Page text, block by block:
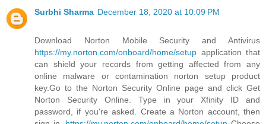
Surbhi Sharma December 18, 2020 at 10:09 PM
Download Norton Mobile Security and Antivirus
https://my.norton.com/onboard/home/setup application that
can shield your records from getting affected from any
online malware or contamination norton setup product
key.Go to the Norton Security Online page and click Get
Norton Security Online. Type in your Xfinity ID and
password, if you're asked. Create a Norton account, then